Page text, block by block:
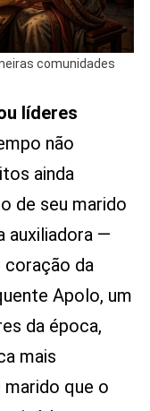
comunidades
líderes
não
ainda
de seu marido
auxiliadora —
coração da
Apolo, um
da época,
mais
que o